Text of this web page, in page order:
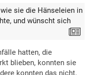
sie die Hänseleien in
und wünscht sich
hatten, die
blieben, konnten sie